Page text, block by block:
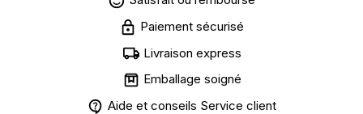
Paiement sécurisé
Livraison express
Emballage soigné
Aide et conseils Service client